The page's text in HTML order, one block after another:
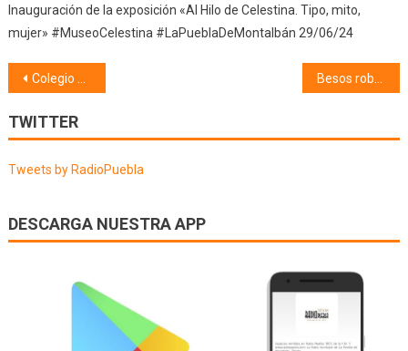
Inauguración de la exposición «Al Hilo de Celestina. Tipo, mito,
mujer» #MuseoCelestina #LaPueblaDeMontalbán 29/06/24
Navegación
de
entradas
Colegio Franciscanos de la Inmaculada (16/02/21)
TWITTER
Tweets by RadioPuebla
DESCARGA NUESTRA APP